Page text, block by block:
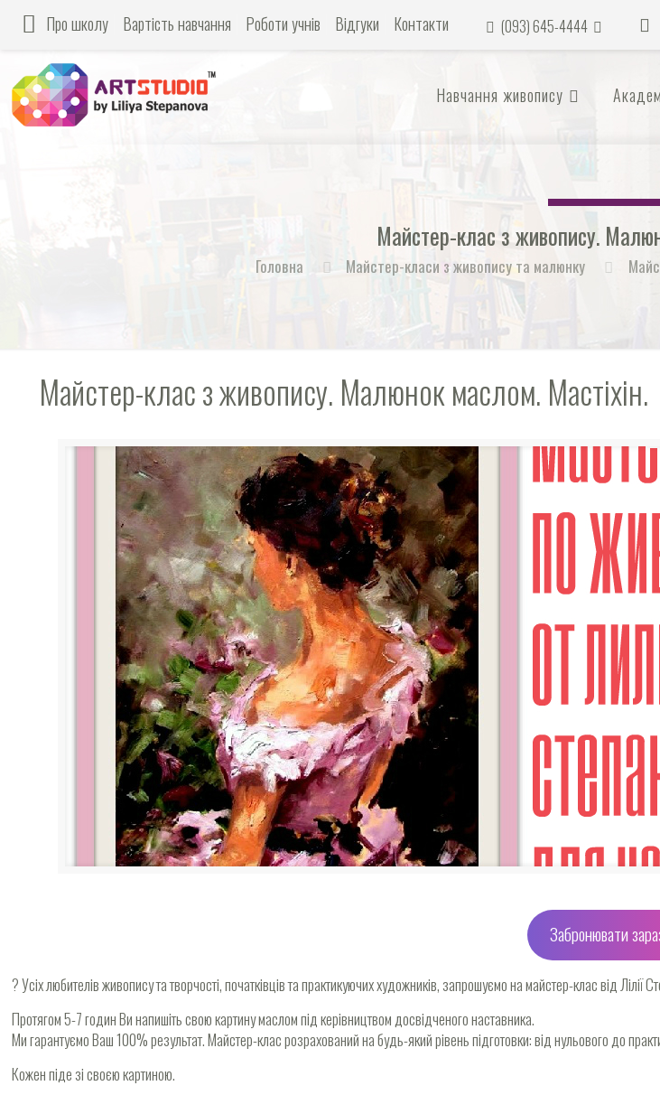
Про школу Вартість навчання Роботи учнів Відгуки Контакти
(093) 645-4444
(096) 7-4444-70
(066) 5-7777-53
Навчання живопису
Майстер-клас з живопису.
Головна Майстер-класи з живопису та малюнку
Майстер-клас з живопису. Малюнок маслом. Мастіхін.
Забронювати
? Усіх любителів живопису та творчості, початківців та практикуючих художників, запрошуємо на майстер-клас від Лілії
Протягом 5-7 годин Ви напишіть свою картину маслом під керівництвом досвідченого наставника.
Ми гарантуємо Ваш 100% результат. Майстер-клас розрахований на будь-який рівень підготовки: від нульового до
Кожен піде зі своєю картиною.